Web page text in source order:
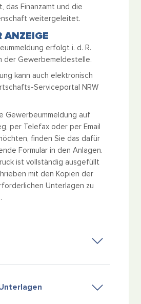
das Finanzamt und die
weitergeleitet.
ANZEIGE
erfolgt i. d. R.
der Gewerbemeldestelle.
kann auch elektronisch
Serviceportal NRW
Gewerbeummeldung auf
per Telefax oder per Email
finden Sie das dafür
Formular in den Anlagen.
ist vollständig ausgefüllt
mit den Kopien der
Unterlagen zu